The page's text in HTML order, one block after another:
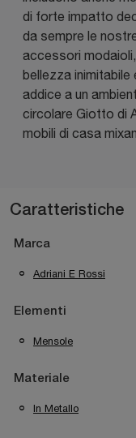
di forte impatto
da sempre le
accessori
bellezza inimitabile
addice a un
circolare Giotto di
mobili di casa
Caratteristiche
Marca
Adriani E Rossi
Elementi
Mensole
Materiale
In Metallo